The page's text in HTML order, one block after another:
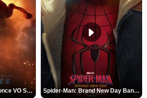
L'Odyssée Bande-annonce VO STFR Spider-Man: Brand New Day Bande-annonce VO STFR